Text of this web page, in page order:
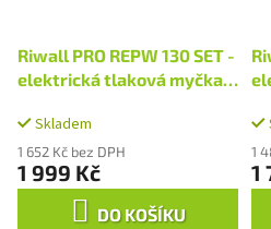
Riwall PRO REPW 130 SET -
elektrická tlaková myčka
Skladem
1 652 Kč bez DPH
1 999 Kč
DO KOŠÍKU
1
1